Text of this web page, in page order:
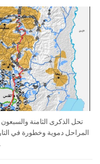
تحل الذكرى الثامنة
المراحل دموية وخطورة في